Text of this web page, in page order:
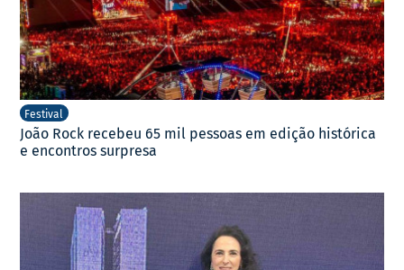
Festival
João Rock recebeu 65 mil pessoas em edição histórica
e encontros surpresa